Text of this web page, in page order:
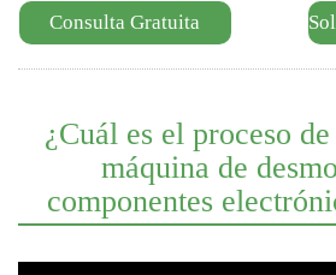
Consulta Gratuita
¿Cuál es el proceso
máquina de
componentes